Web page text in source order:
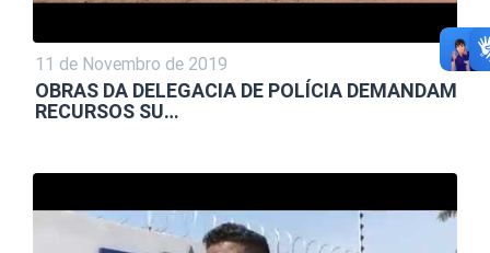
11 de Novembro de 2019
OBRAS DA DELEGACIA DE POLÍCIA DEMANDAM
RECURSOS SU…